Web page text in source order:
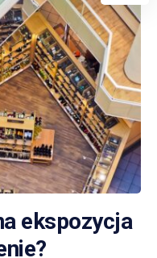
ekspozycja